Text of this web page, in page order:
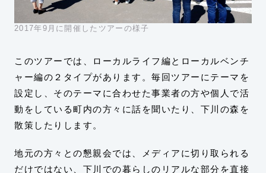
2017年9月に開催したツアーの様子
このツアーでは、ローカルライフ編とローカルベンチ
ャー編の２タイプがあります。毎回ツアーにテーマを
設定し、そのテーマに合わせた事業者の方や個人で活
動をしている町内の方々に話を聞いたり、下川の森を
散策したりします。
地元の方々との懇親会では、メディアに切り取られる
だけではない、下川での暮らしのリアルな部分を直接